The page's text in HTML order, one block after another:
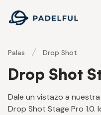
Padelful
Palas Drop Shot
Drop Shot
Dale un vistazo a
Drop Shot Stage Pro 1.0.